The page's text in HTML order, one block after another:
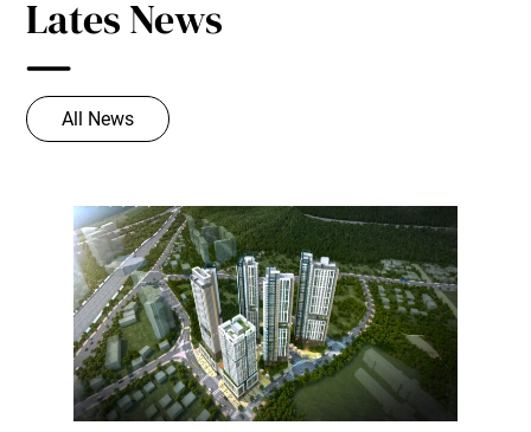
Lates News
All News